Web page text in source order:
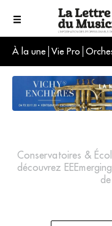
À la une Vie Pro
Le
Conservatoires &
découvrez